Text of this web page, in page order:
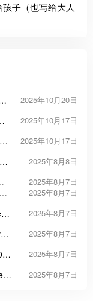
子（也写给大人
2025年10月20日
2025年10月17日
2025年10月17日
2025年8月8日
2025年8月7日
2025年8月7日
2025年8月7日
2025年8月7日
2025年8月7日
》
2025年8月7日